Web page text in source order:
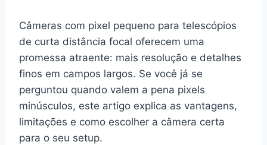
Câmeras com pixel pequeno para telescópios
de curta distância focal oferecem uma
promessa atraente: mais resolução e detalhes
finos em campos largos. Se você já se
perguntou quando valem a pena pixels
minúsculos, este artigo explica as vantagens,
limitações e como escolher a câmera certa
para o seu setup.